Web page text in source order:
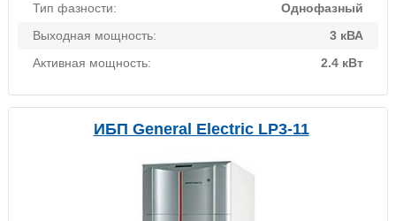
Тип фазности:
Однофазный
Выходная мощность:
3 кВА
Активная мощность:
2.4 кВт
ИБП General Electric LP3-11